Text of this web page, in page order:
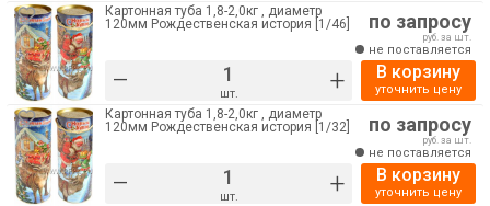
Картонная туба 1,8-2,0кг , диаметр
120мм Рождественская история [1/46]
– шт. +
по запросу
руб. за шт.
не поставляется
В корзину
уточнить цену
Картонная туба 1,8-2,0кг , диаметр
120мм Рождественская история [1/32]
– шт. +
по запросу
руб. за шт.
не поставляется
В корзину
уточнить цену